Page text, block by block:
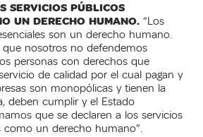
SERVICIOS PÚBLICOS
UN DERECHO HUMANO. “Los
son un derecho humano.
que nosotros no defendemos
personas con derechos que
de calidad por el cual pagan y
son monopólicas y tienen la
deben cumplir y el Estado
que se declaren a los servicios
como un derecho humano”.